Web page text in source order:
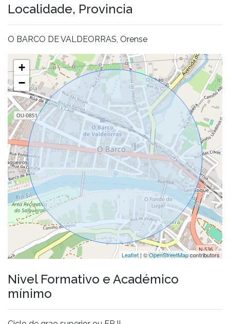
Localidade, Provincia
O BARCO DE VALDEORRAS, Orense
+
−
Leaflet | ©OpenStreetMapcontributors
Nivel Formativo e Académico
mínimo